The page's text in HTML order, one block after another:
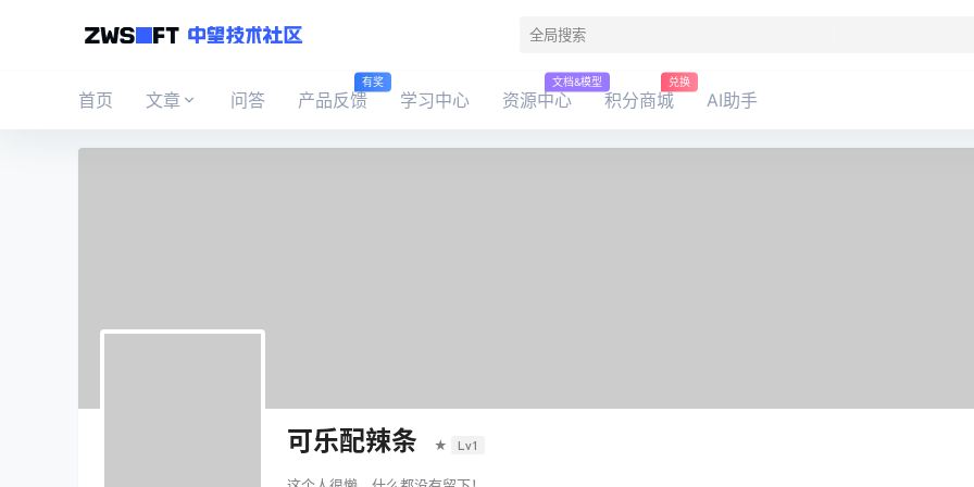
首页 文章 问答 产品反馈
有奖
学习中心 资源中心
文档&模型
积分商城
兑换
AI助手
可乐配辣条 ★ Lv1